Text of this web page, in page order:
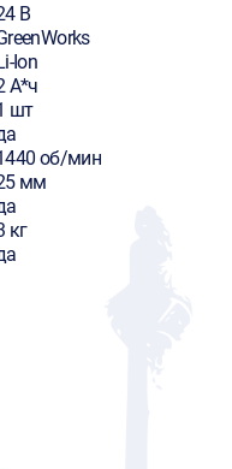
В
Ion
А*ч
шт
об/мин
мм
кг